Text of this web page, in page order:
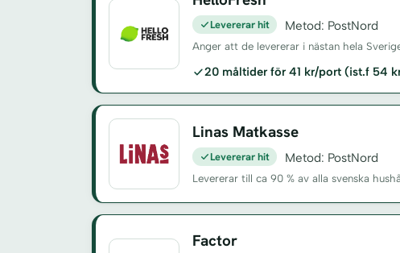
Levererar hit Metod: PostNord
Anger att de levererar i nästan hela
20 måltider för 41 kr/port (ist.f 54
Linas Matkasse
Levererar hit Metod: PostNord
Levererar till ca 90 % av alla svenska
Factor